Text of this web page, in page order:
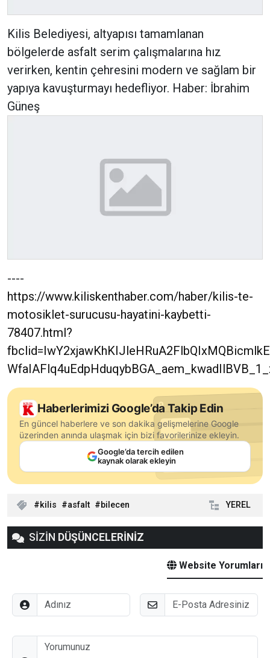
Kilis Belediyesi, altyapısı tamamlanan
bölgelerde asfalt serim çalışmalarına hız
verirken, kentin çehresini modern ve sağlam bir
yapıya kavuşturmayı hedefliyor. Haber: İbrahim
Güneş
----
https://www.kiliskenthaber.com/haber/kilis-te-
motosiklet-surucusu-hayatini-kaybetti-
78407.html?
Haberlerimizi Google’da Takip Edin
En güncel haberlere ve son dakika gelişmelerine Google
üzerinden anında ulaşmak için bizi favorilerinize ekleyin.
Google’da tercih edilen
kaynak olarak ekleyin
kilis asfalt bilecen YEREL
SİZİN DÜŞÜNCELERİNİZ
Website Yorumları
Adınız E-Posta
Düşünceleriniz